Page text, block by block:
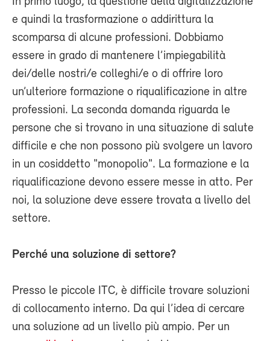
e quindi la trasformazione o addirittura la
scomparsa di alcune professioni. Dobbiamo
essere in grado di mantenere l’impiegabilità
dei/delle nostri/e colleghi/e o di offrire loro
un’ulteriore formazione o riqualificazione in altre
professioni. La seconda domanda riguarda le
persone che si trovano in una situazione di salute
difficile e che non possono più svolgere un lavoro
in un cosiddetto "monopolio". La formazione e la
riqualificazione devono essere messe in atto. Per
noi, la soluzione deve essere trovata a livello del
settore.
Perché una soluzione di settore?
Presso le piccole ITC, è difficile trovare soluzioni
di collocamento interno. Da qui l’idea di cercare
una soluzione ad un livello più ampio. Per un